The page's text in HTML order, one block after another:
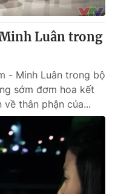
Luân trong
- Minh Luân trong bộ
sớm đơm hoa kết
thân phận của...